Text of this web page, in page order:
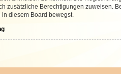
zusätzliche Berechtigungen zuweisen.
diesem Board bewegst.